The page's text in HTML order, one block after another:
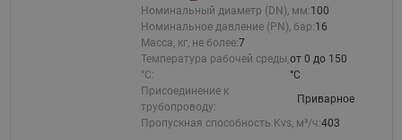
Номинальный диаметр (DN), мм:100
Номинальное давление (PN), бар:16
Масса, кг, не более:7
Температура рабочей среды,
°С:
от 0 до 150
°C
Присоединение к
трубопроводу:
Приварное
Пропускная способность Kvs, м³/ч:403